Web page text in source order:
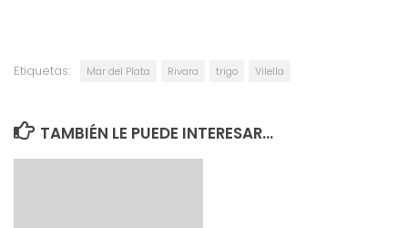
Etiquetas: Mar del Plata Rivara trigo Vilella
TAMBIÉN LE PUEDE INTERESAR...